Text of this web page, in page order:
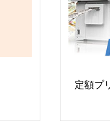
定額プ